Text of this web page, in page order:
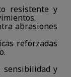
resistente y
abrasiones
reforzadas
sensibilidad y